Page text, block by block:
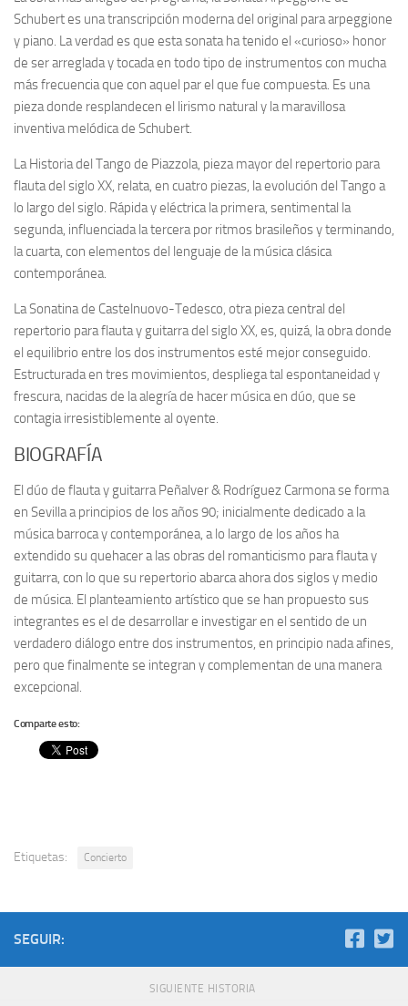
Schubert es una transcripción moderna del original para arpeggione
y piano. La verdad es que esta sonata ha tenido el «curioso» honor
de ser arreglada y tocada en todo tipo de instrumentos con mucha
más frecuencia que con aquel par el que fue compuesta. Es una
pieza donde resplandecen el lirismo natural y la maravillosa
inventiva melódica de Schubert.
La Historia del Tango de Piazzola, pieza mayor del repertorio para
flauta del siglo XX, relata, en cuatro piezas, la evolución del Tango a
lo largo del siglo. Rápida y eléctrica la primera, sentimental la
segunda, influenciada la tercera por ritmos brasileños y terminando,
la cuarta, con elementos del lenguaje de la música clásica
contemporánea.
La Sonatina de Castelnuovo-Tedesco, otra pieza central del
repertorio para flauta y guitarra del siglo XX, es, quizá, la obra donde
el equilibrio entre los dos instrumentos esté mejor conseguido.
Estructurada en tres movimientos, despliega tal espontaneidad y
frescura, nacidas de la alegría de hacer música en dúo, que se
contagia irresistiblemente al oyente.
BIOGRAFÍA
El dúo de flauta y guitarra Peñalver & Rodríguez Carmona se forma
en Sevilla a principios de los años 90; inicialmente dedicado a la
música barroca y contemporánea, a lo largo de los años ha
extendido su quehacer a las obras del romanticismo para flauta y
guitarra, con lo que su repertorio abarca ahora dos siglos y medio
de música. El planteamiento artístico que se han propuesto sus
integrantes es el de desarrollar e investigar en el sentido de un
verdadero diálogo entre dos instrumentos, en principio nada afines,
pero que finalmente se integran y complementan de una manera
excepcional.
Comparte esto:
Etiquetas: Concierto
SEGUIR:
SIGUIENTE HISTORIA